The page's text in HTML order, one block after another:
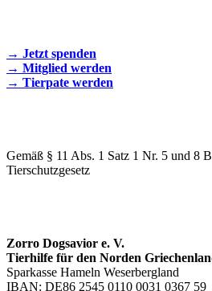
→ Jetzt spenden
→ Mitglied werden
→ Tierpate werden
Gemäß § 11 Abs. 1 Satz 1 Nr. 5 und 8
Tierschutzgesetz
Zorro Dogsavior e. V.
Tierhilfe für den Norden
Sparkasse Hameln Weserbergland
IBAN: DE86 2545 0110 0031 0367 59